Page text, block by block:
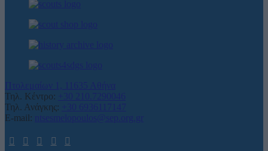
Πτολεμαίων 1, 11635 Αθήνα
Τηλ. Κέντρο:
+30 210.7290046
Τηλ. Ανάγκης:
+30 6936117147
E-mail:
ntsesmelopoulos@sep.org.gr